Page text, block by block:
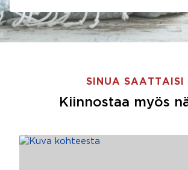
SINUA SAATTAISI
Kiinnostaa myös